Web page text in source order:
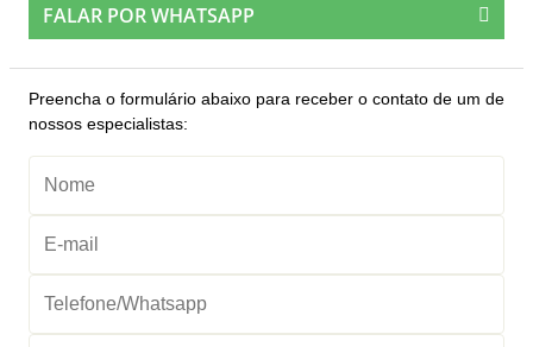
FALAR POR WHATSAPP
Preencha o formulário abaixo para receber o contato de um de
nossos especialistas: